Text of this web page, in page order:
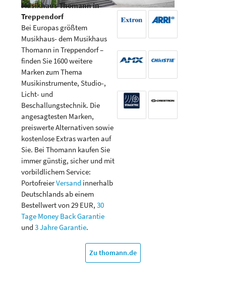
Musikhaus Thomann in
Treppendorf
Bei Europas größtem
Musikhaus- dem Musikhaus
Thomann in Treppendorf –
finden Sie 1600 weitere
Marken zum Thema
Musikinstrumente, Studio-,
Licht- und
Beschallungstechnik. Die
angesagtesten Marken,
preiswerte Alternativen sowie
kostenlose Extras warten auf
Sie. Bei Thomann kaufen Sie
immer günstig, sicher und mit
vorbildlichem Service:
PortofreierVersandinnerhalb
Deutschlands ab einem
Bestellwert von 29 EUR, 30
Tage Money Back Garantie
und 3 Jahre Garantie.
Zu thomann.de